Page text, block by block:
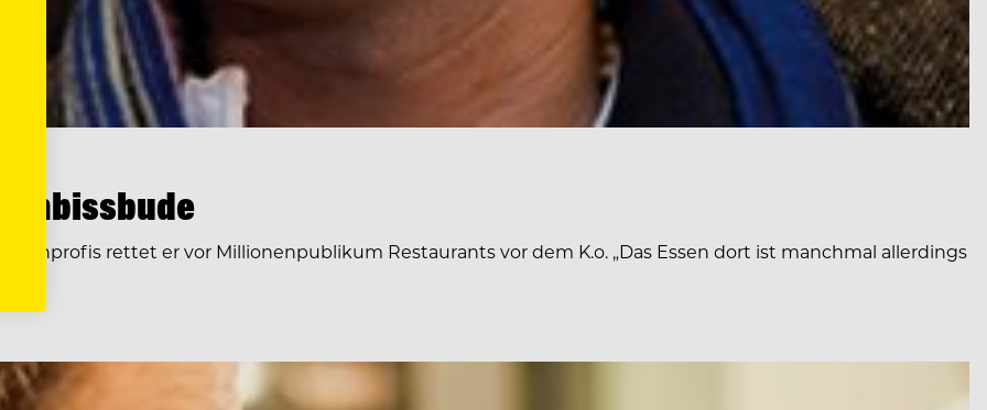
Imbissbude
Kochprofis rettet er vor Millionenpublikum Restaurants vor dem K.o. „Das Essen dort ist manchmal allerdings